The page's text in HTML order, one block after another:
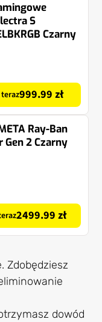
S
Czarny
999.99 zł
Ray-Ban
Gen 2 Czarny
2499.99 zł
Zdobędziesz
dowód